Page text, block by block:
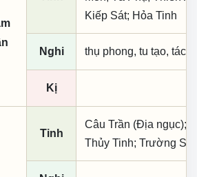
Kiếp Sát; Hỏa Tinh
Nghi thụ phong, tu tạo, tác
Kị
Tinh
Câu Trần (Địa ngục);
Thủy Tinh; Trường